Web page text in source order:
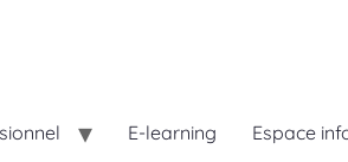
E-learning Espace